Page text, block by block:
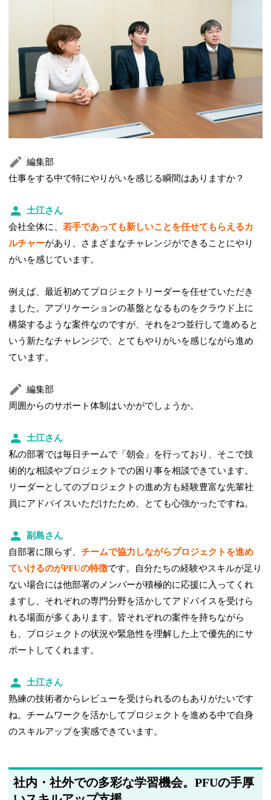
編集部
仕事をする中で特にやりがいを感じる瞬間はありますか？
土江さん
会社全体に、若手であっても新しいことを任せてもらえるカ
ルチャーがあり、さまざまなチャレンジができることにやり
がいを感じています。
例えば、最近初めてプロジェクトリーダーを任せていただき
ました。アプリケーションの基盤となるものをクラウド上に
構築するような案件なのですが、それを2つ並行して進めると
いう新たなチャレンジで、とてもやりがいを感じながら進め
ています。
編集部
周囲からのサポート体制はいかがでしょうか。
土江さん
私の部署では毎日チームで「朝会」を行っており、そこで技
術的な相談やプロジェクトでの困り事を相談できています。
リーダーとしてのプロジェクトの進め方も経験豊富な先輩社
員にアドバイスいただけたため、とても心強かったですね。
副島さん
自部署に限らず、チームで協力しながらプロジェクトを進め
ていけるのがPFUの特徴です。自分たちの経験やスキルが足り
ない場合には他部署のメンバーが積極的に応援に入ってくれ
ますし、それぞれの専門分野を活かしてアドバイスを受けら
れる場面が多くあります。皆それぞれの案件を持ちながら
も、プロジェクトの状況や緊急性を理解した上で優先的にサ
ポートしてくれます。
土江さん
熟練の技術者からレビューを受けられるのもありがたいです
ね。チームワークを活かしてプロジェクトを進める中で自身
のスキルアップを実感できています。
社内・社外での多彩な学習機会。PFUの手厚